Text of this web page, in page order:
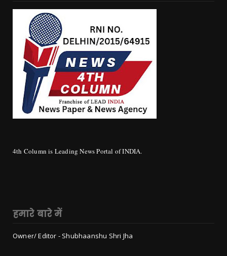
4th Column is Leading News Portal of INDIA.
हमारे बारे में
Owner/ Editor - Shubhaanshu Shri Jha